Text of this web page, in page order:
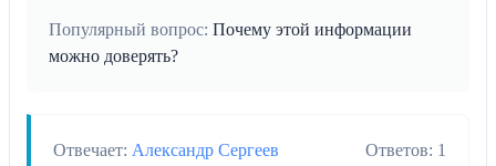
Популярный вопрос: Почему этой информации
можно доверять?
Отвечает: Александр Сергеев Ответов: 1